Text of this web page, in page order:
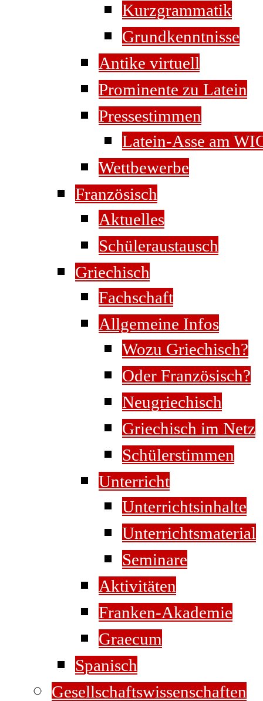
Kurzgrammatik
Grundkenntnisse
Antike virtuell
Prominente zu Latein
Pressestimmen
Latein-Asse am
Wettbewerbe
Französisch
Aktuelles
Schüleraustausch
Griechisch
Fachschaft
Allgemeine Infos
Wozu Griechisch?
Oder Französisch?
Neugriechisch
Griechisch im Netz
Schülerstimmen
Unterricht
Unterrichtsinhalte
Unterrichtsmaterial
Seminare
Aktivitäten
Franken-Akademie
Graecum
Spanisch
Gesellschaftswissenschaften